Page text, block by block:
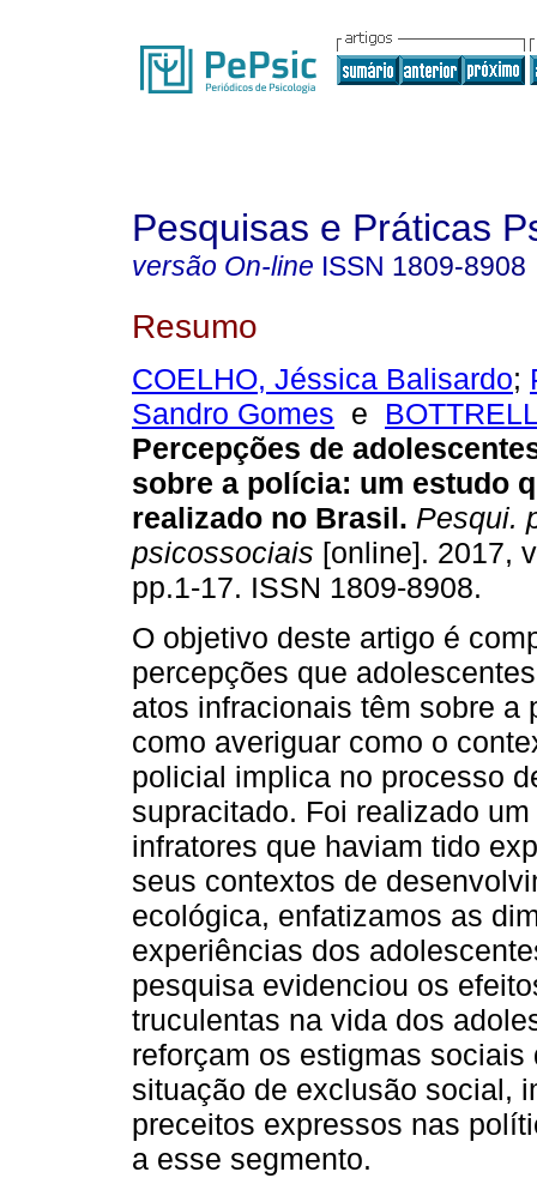
Pesquisas e Práticas
versão On-line ISSN 1809-8908
Resumo
COELHO, Jéssica Balisardo;
Sandro Gomes e
Percepções de
sobre a polícia: um estudo
realizado no Brasil. Pesqui.
psicossociais [online]. 2017,
pp.1-17. ISSN 1809-8908.
O objetivo deste artigo é
percepções que
atos infracionais têm sobre a
como averiguar como o
policial implica no processo
supracitado. Foi realizado
infratores que haviam tido
seus contextos de
ecológica, enfatizamos as
experiências dos
pesquisa evidenciou os
truculentas na vida dos
reforçam os estigmas
situação de exclusão social,
preceitos expressos nas
a esse segmento.